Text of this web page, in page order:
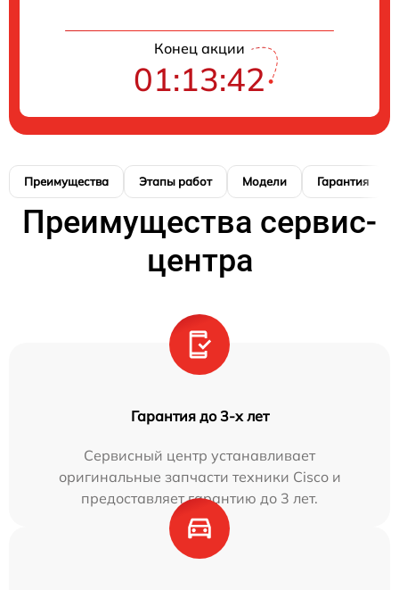
Конец акции
01:13:41
Преимущества Этапы работ Модели Гарантия
Преимущества сервис-
центра
Гарантия до 3-х лет
Сервисный центр устанавливает
оригинальные запчасти техники Cisco и
предоставляет гарантию до 3 лет.